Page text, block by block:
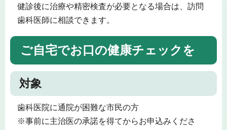
健診後に治療や精密検査が必要となる場合は、訪問
歯科医師に相談できます。
ご自宅でお口の健康チェックを
対象
歯科医院に通院が困難な市民の方
※事前に主治医の承諾を得てからお申込みくださ